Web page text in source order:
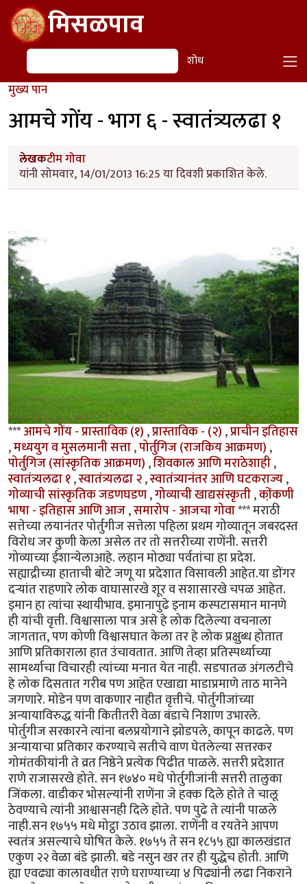
Skip to main contentमिसळपाव
शोध शोध
मुख्य पान
आमचे गोंय - भाग ६ - स्वातंत्र्यलढा १
लेखकटीम गोवा
यांनी सोमवार, 14/01/2013 16:25 या दिवशी प्रकाशित केले.
***आमचे गोंय - प्रास्ताविक (१),प्रास्ताविक - (२),प्राचीन इतिहास
,मध्ययुग व मुसलमानी सत्ता,पोर्तुगिज (राजकिय आक्रमण),
पोर्तुगिज (सांस्कृतिक आक्रमण),शिवकाल आणि मराठेशाही,
स्वातंत्र्यलढा १,स्वातंत्र्यलढा २,स्वातंत्र्यानंतर आणि घटकराज्य,
गोव्याची सांस्कृतिक जडणघडण,गोव्याची खाद्यसंस्कृती,को़ंकणी
भाषा - इतिहास आणि आज,समारोप - आजचा गोवा*** मराठी
सत्तेच्या लयानंतर पोर्तुगीज सत्तेला पहिला प्रथम गोव्यातून जबरदस्त
विरोध जर कुणी केला असेल तर तो सत्तरीच्या राणेंनी. सत्तरी
गोव्याच्या ईशान्येलाआहे. लहान मोठ्या पर्वतांचा हा प्रदेश.
सह्याद्रीच्या हाताची बोटे जणू या प्रदेशात विसावली आहेत.या डोंगर
दर्‍यांत राहणारे लोक वाघासारखे शूर व सशासारखे चपळ आहेत.
इमान हा त्यांचा स्थायीभाव. इमानापुढे इनाम कस्पटासमान मानणे
ही यांची वृत्ती. विश्वासाला पात्र असे हे लोक दिलेल्या वचनाला
जागतात, पण कोणी विश्वासघात केला तर हे लोक प्रक्षुब्ध होतात
आणि प्रतिकाराला हात उंचावतात. आणि तेव्हा प्रतिस्पर्ध्याच्या
सामर्थ्याचा विचारही त्यांच्या मनात येत नाही. सडपातळ अंगलटीचे
हे लोक दिसतात गरीब पण आहेत एखाद्या माडाप्रमाणे ताठ मानेने
जगणारे. मोडेन पण वाकणार नाहीत वृत्तीचे. पोर्तुगीजांच्या
अन्यायाविरुद्ध यांनी कितीतरी वेळा बंडाचे निशाण उभारले.
पोर्तुगीज सरकारने त्यांना बलप्रयोगाने झोडपले, कापून काढले. पण
अन्यायाचा प्रतिकार करण्याचे सतीचे वाण घेतलेल्या सत्तरकर
गोमंतकीयांनी ते व्रत निष्ठेने प्रत्येक पिढीत पाळले. सत्तरी प्रदेशात
राणे राजासरखे होते. सन १७४० मधे पोर्तुगीजांनी सत्तरी तालुका
जिंकला. वाडीकर भोसल्यांनी राणेंना जे हक्क दिले होते ते चालू
ठेवण्याचे त्यांनी आश्वासनही दिले होते. पण पुढे ते त्यांनी पाळले
नाही.सन १७५५ मधे मोट्ठा उठाव झाला. राणेंनी व रयतेने आपण
स्वतंत्र असल्याचे घोषित केले. १७५५ ते सन १८५५ ह्या कालखंडात
एकुण २२ वेळा बंडे झाली. बडे नसुन खर तर ही युद्धेच होती. आणि
ह्या एवढ्या कालावधीत राणे घराण्याच्या ४ पिढ्यांनी लढा निकराने